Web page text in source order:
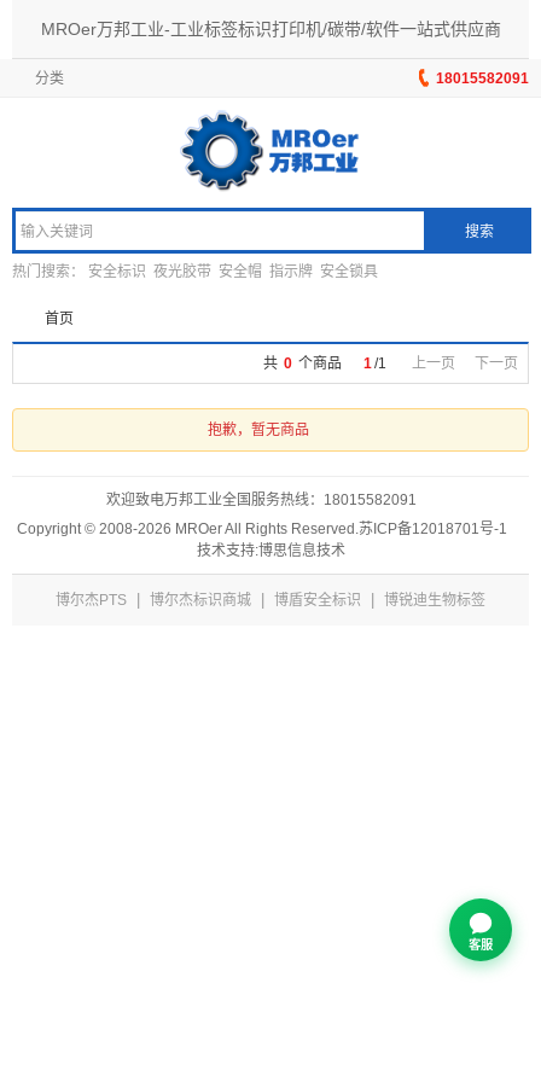
MROer万邦工业-工业标签标识打印机/碳带/软件一站式供应商
18015582091
分类
搜索
热门搜索： 安全标识 夜光胶带 安全帽 指示牌 安全锁具
首页
共 0 个商品 1 /1 上一页 下一页
抱歉，暂无商品
欢迎致电万邦工业全国服务热线： 18015582091
Copyright © 2008-2026 MROer All Rights Reserved. 苏ICP备12018701号-1
技术支持:博思信息技术
博尔杰PTS | 博尔杰标识商城 | 博盾安全标识 | 博锐迪生物标签
客服